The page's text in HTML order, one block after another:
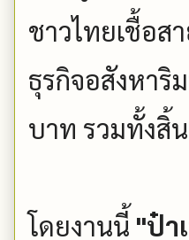
ชาวไทยเชื้อส
ธุรกิจอสังหาริ
บาท รวมทั้งสิ้
โดยงานนี้ "ป๋า